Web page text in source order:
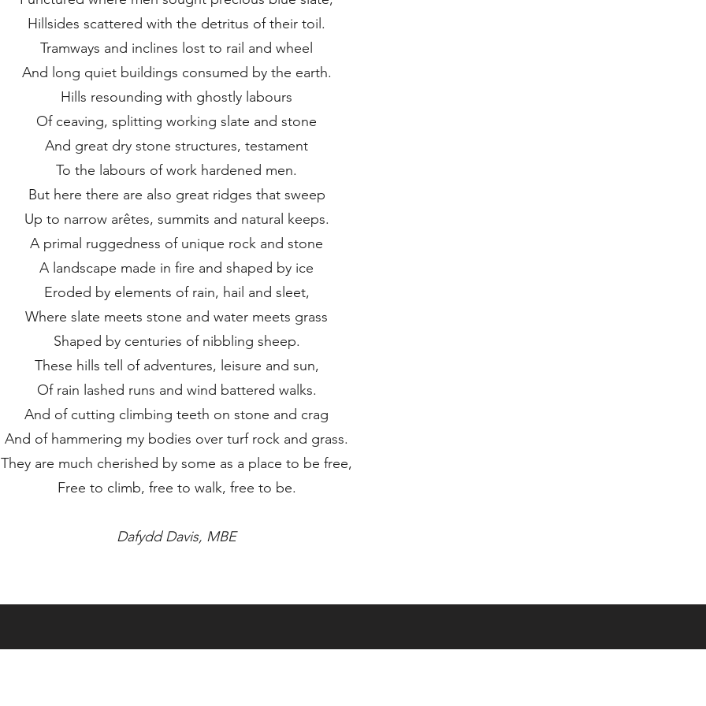
Hillsides scattered with the detritus of their toil.
Tramways and inclines lost to rail and wheel
And long quiet buildings consumed by the earth.
Hills resounding with ghostly labours
Of ceaving, splitting working slate and stone
And great dry stone structures, testament
To the labours of work hardened men.
But here there are also great ridges that sweep
Up to narrow arêtes, summits and natural keeps.
A primal ruggedness of unique rock and stone
A landscape made in fire and shaped by ice
Eroded by elements of rain, hail and sleet,
Where slate meets stone and water meets grass
Shaped by centuries of nibbling sheep.
These hills tell of adventures, leisure and sun,
Of rain lashed runs and wind battered walks.
And of cutting climbing teeth on stone and crag
And of hammering my bodies over turf rock and grass.
They are much cherished by some as a place to be free,
Free to climb, free to walk, free to be.
Dafydd Davis, MBE